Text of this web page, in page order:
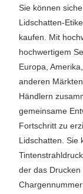
Sie können
Lidschatten-
kaufen. Mit
hochwertigem
Europa,
anderen
Händlern
gemeinsame
Fortschritt zu
Lidschatten. Sie
der das